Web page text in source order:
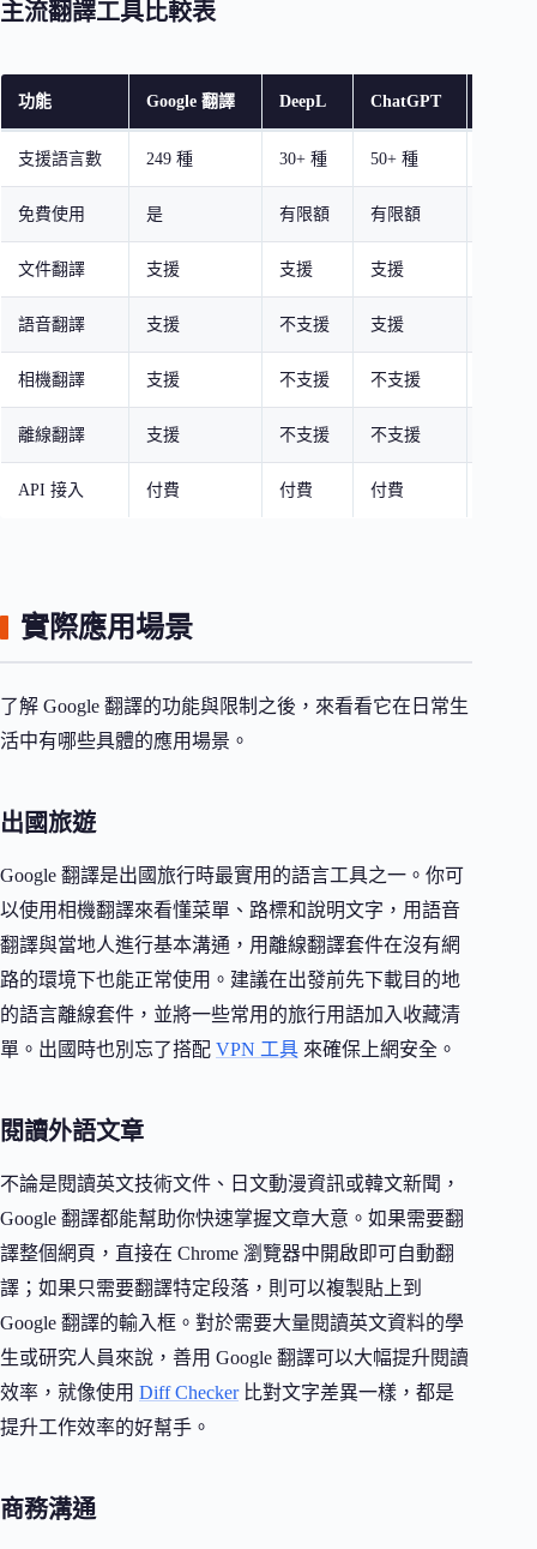
主流翻譯工具比較表
功能 Google 翻譯 DeepL ChatGPT
支援語言數 249 種 30+ 種 50+ 種
免費使用 是 有限額 有限額
文件翻譯 支援 支援 支援
語音翻譯 支援 不支援 支援
相機翻譯 支援 不支援 不支援
離線翻譯 支援 不支援 不支援
API 接入 付費 付費 付費
實際應用場景
了解 Google 翻譯的功能與限制之後，來看看它在日常生
活中有哪些具體的應用場景。
出國旅遊
Google 翻譯是出國旅行時最實用的語言工具之一。你可
以使用相機翻譯來看懂菜單、路標和說明文字，用語音
翻譯與當地人進行基本溝通，用離線翻譯套件在沒有網
路的環境下也能正常使用。建議在出發前先下載目的地
的語言離線套件，並將一些常用的旅行用語加入收藏清
單。出國時也別忘了搭配 VPN 工具 來確保上網安全。
閱讀外語文章
不論是閱讀英文技術文件、日文動漫資訊或韓文新聞，
Google 翻譯都能幫助你快速掌握文章大意。如果需要翻
譯整個網頁，直接在 Chrome 瀏覽器中開啟即可自動翻
譯；如果只需要翻譯特定段落，則可以複製貼上到
Google 翻譯的輸入框。對於需要大量閱讀英文資料的學
生或研究人員來說，善用 Google 翻譯可以大幅提升閱讀
效率，就像使用 Diff Checker比對文字差異一樣，都是
提升工作效率的好幫手。
商務溝通